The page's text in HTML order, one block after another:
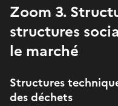
Zoom 3.
structures
le marché
Structures
des déchets